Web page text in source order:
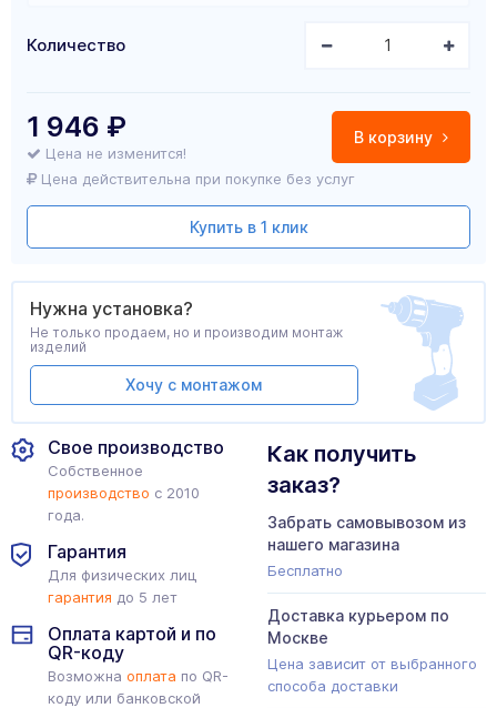
Количество
В корзину
1 946 ₽
Цена не изменится!
Цена действительна при покупке без услуг
Купить в 1 клик
Свое производство
Собственное
производство с 2010
года.
Гарантия
Для физических лиц
гарантия до 5 лет
Оплата картой и по
QR-коду
Возможна оплата по QR-
коду или банковской
Как получить
заказ?
Забрать самовывозом из
нашего магазина
Бесплатно
Доставка курьером по
Москве
Цена зависит от выбранного
способа доставки
Нужна установка?
Не только продаем, но и производим монтаж
изделий
Хочу с монтажом